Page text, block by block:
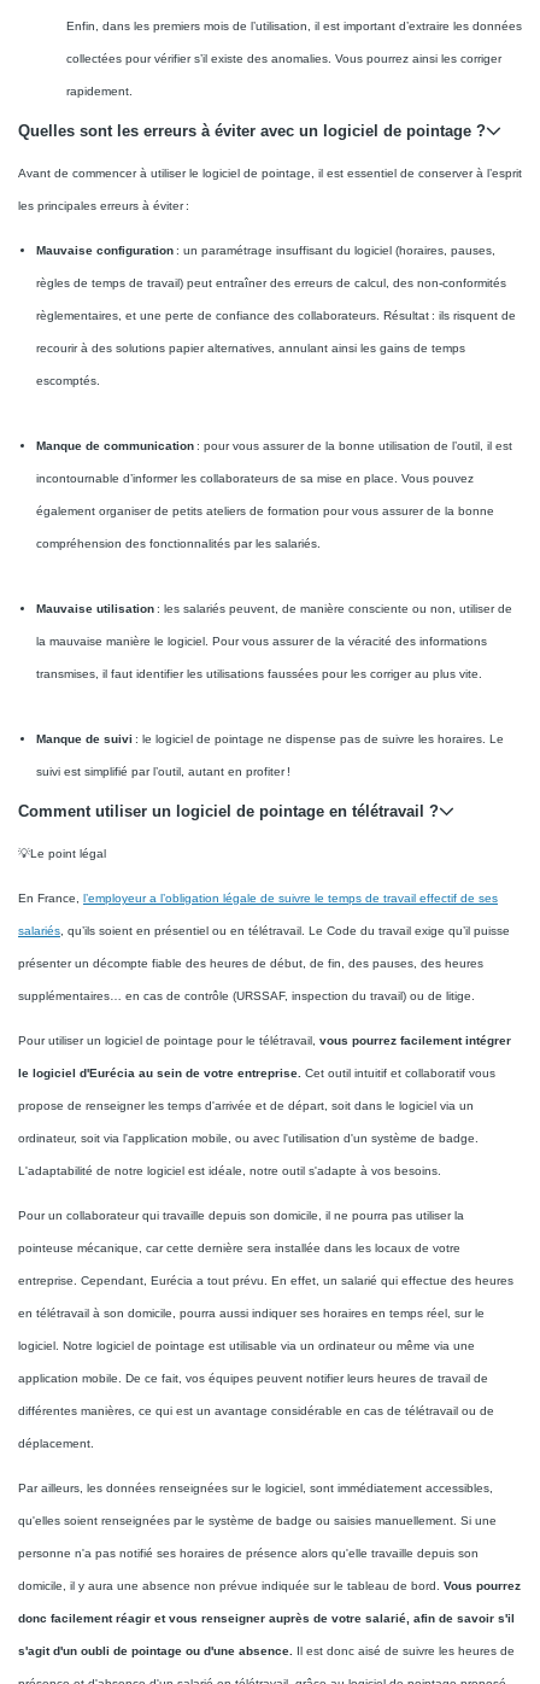
Enfin, dans les premiers mois de l’utilisation, il est important d’extraire les données
collectées pour vérifier s’il existe des anomalies. Vous pourrez ainsi les corriger
rapidement.
Quelles sont les erreurs à éviter avec un logiciel de pointage ?
Avant de commencer à utiliser le logiciel de pointage, il est essentiel de conserver à l’esprit
les principales erreurs à éviter :
Mauvaise configuration : un paramétrage insuffisant du logiciel (horaires, pauses,
règles de temps de travail) peut entraîner des erreurs de calcul, des non-conformités
règlementaires, et une perte de confiance des collaborateurs. Résultat : ils risquent de
recourir à des solutions papier alternatives, annulant ainsi les gains de temps
escomptés.
Manque de communication : pour vous assurer de la bonne utilisation de l’outil, il est
incontournable d’informer les collaborateurs de sa mise en place. Vous pouvez
également organiser de petits ateliers de formation pour vous assurer de la bonne
compréhension des fonctionnalités par les salariés.
Mauvaise utilisation : les salariés peuvent, de manière consciente ou non, utiliser de
la mauvaise manière le logiciel. Pour vous assurer de la véracité des informations
transmises, il faut identifier les utilisations faussées pour les corriger au plus vite.
Manque de suivi : le logiciel de pointage ne dispense pas de suivre les horaires. Le
suivi est simplifié par l’outil, autant en profiter !
Comment utiliser un logiciel de pointage en télétravail ?
💡Le point légal
En France, l’employeur a l’obligation légale de suivre le temps de travail effectif de ses
salariés , qu’ils soient en présentiel ou en télétravail. Le Code du travail exige qu’il puisse
présenter un décompte fiable des heures de début, de fin, des pauses, des heures
supplémentaires… en cas de contrôle (URSSAF, inspection du travail) ou de litige.
Pour utiliser un logiciel de pointage pour le télétravail, vous pourrez facilement intégrer
le logiciel d'Eurécia au sein de votre entreprise. Cet outil intuitif et collaboratif vous
propose de renseigner les temps d'arrivée et de départ, soit dans le logiciel via un
ordinateur, soit via l'application mobile, ou avec l'utilisation d'un système de badge.
L'adaptabilité de notre logiciel est idéale, notre outil s'adapte à vos besoins.
Pour un collaborateur qui travaille depuis son domicile, il ne pourra pas utiliser la
pointeuse mécanique, car cette dernière sera installée dans les locaux de votre
entreprise. Cependant, Eurécia a tout prévu. En effet, un salarié qui effectue des heures
en télétravail à son domicile, pourra aussi indiquer ses horaires en temps réel, sur le
logiciel. Notre logiciel de pointage est utilisable via un ordinateur ou même via une
application mobile. De ce fait, vos équipes peuvent notifier leurs heures de travail de
différentes manières, ce qui est un avantage considérable en cas de télétravail ou de
déplacement.
Par ailleurs, les données renseignées sur le logiciel, sont immédiatement accessibles,
qu'elles soient renseignées par le système de badge ou saisies manuellement. Si une
personne n'a pas notifié ses horaires de présence alors qu'elle travaille depuis son
domicile, il y aura une absence non prévue indiquée sur le tableau de bord. Vous pourrez
donc facilement réagir et vous renseigner auprès de votre salarié, afin de savoir s'il
s'agit d'un oubli de pointage ou d'une absence. Il est donc aisé de suivre les heures de